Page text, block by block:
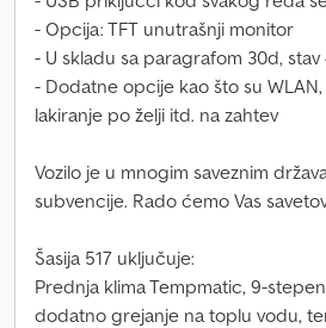
- Opcija: TFT unutrašnji monitor
- U skladu sa paragrafom 30d, stav
- Dodatne opcije kao što su
lakiranje po želji itd. na zahtev
Vozilo je u mnogim saveznim
subvencije. Rado ćemo Vas
Šasija 517 uključuje:
Prednja klima Tempmatic, 9-
dodatno grejanje na toplu vodu,